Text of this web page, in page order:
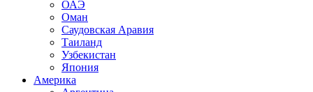
ОАЭ
Оман
Саудовская Аравия
Таиланд
Узбекистан
Япония
Америка